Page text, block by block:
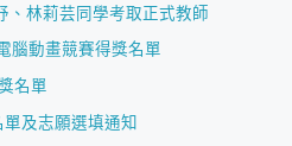
、林莉芸同學考取正式教師
腦動畫競賽得獎名單
名單
及志願選填通知